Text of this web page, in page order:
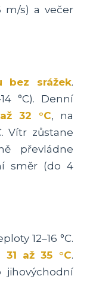
m/s) a večer
bez srážek.
°C). Denní
32 °C, na
Vítr zůstane
převládne
směr (do 4
12–16 °C.
31 až 35 °C.
jihovýchodní